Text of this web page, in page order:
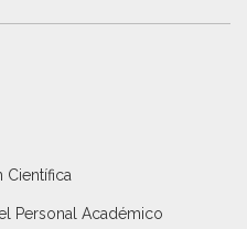
Científica
Personal Académico